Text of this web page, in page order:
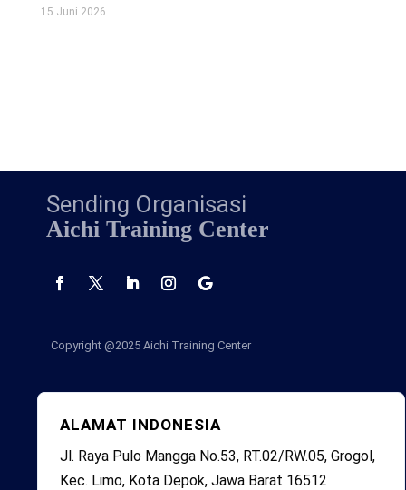
15 Juni 2026
Sending Organisasi
Aichi Training Center
Copyright @2025 Aichi Training Center
ALAMAT INDONESIA
Jl. Raya Pulo Mangga No.53, RT.02/RW.05, Grogol,
Kec. Limo, Kota Depok, Jawa Barat 16512